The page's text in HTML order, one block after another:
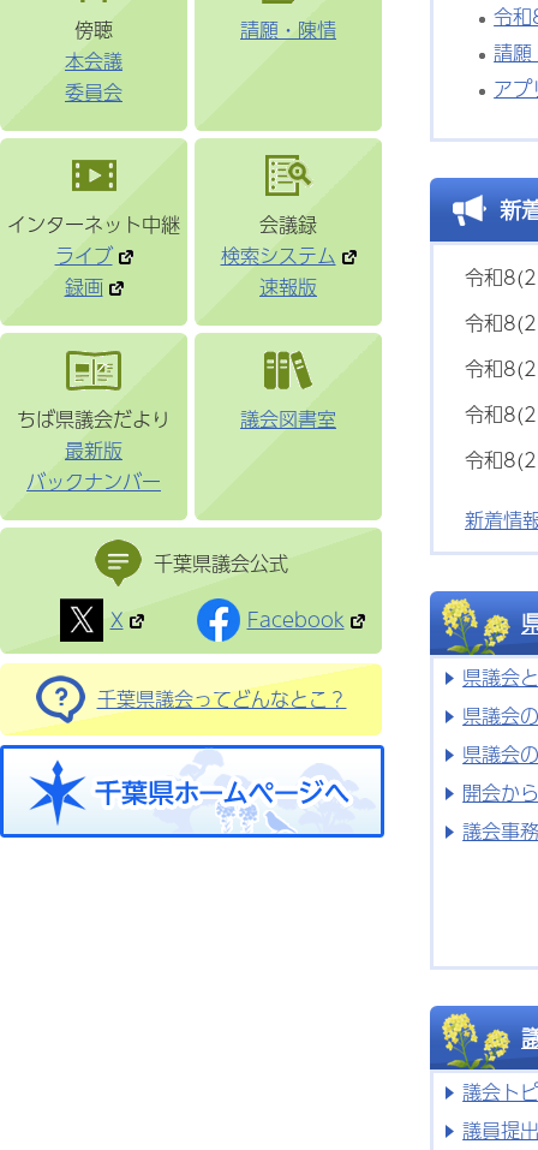
傍聴
本会議
委員会
請願・陳情
インターネット中継
ライブ
録画
会議録
検索システム
速報版
ちば県議会だより
最新版
バックナンバー
議会図書室
千葉県議会公式
X
Facebook
千葉県議会ってどんなとこ？
令
請願
ア
新
令和
令和
令和
令和
令和
新着情
県議会
県議会
県議会
開会か
議会事
議会ト
議員提